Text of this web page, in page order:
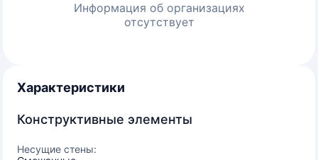
Информация об организациях
отсутствует
Характеристики
Конструктивные элементы
Несущие стены: